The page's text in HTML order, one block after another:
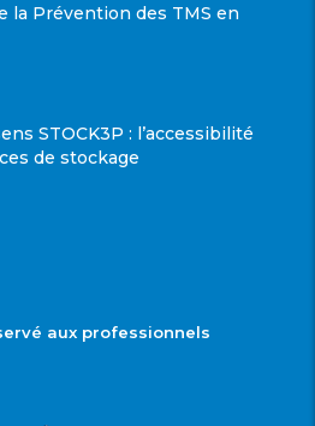
la Prévention des TMS en
STOCK3P : l’accessibilité
de stockage
aux professionnels